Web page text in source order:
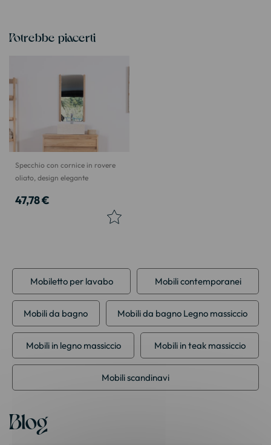
Potrebbe piacerti
Specchio con cornice in rovere
oliato, design elegante
47,78 €
Mobiletto per lavabo Mobili contemporanei
Mobili da bagno Mobili da bagno Legno massiccio
Mobili in legno massiccio Mobili in teak massiccio
Mobili scandinavi
Blog